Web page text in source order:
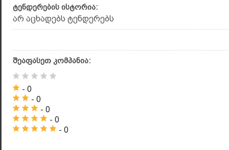
ტენდერების ისტორია:
არ აცხადებს ტენდერებს
შეაფასეთ კომპანია:
- 0
- 0
- 0
- 0
- 0